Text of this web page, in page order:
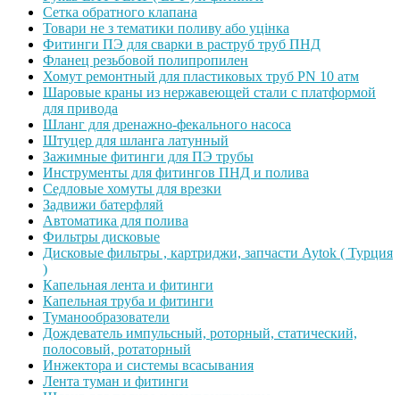
Сетка обратного клапана
Товари не з тематики поливу або уцінка
Фитинги ПЭ для сварки в раструб труб ПНД
Фланец резьбовой полипропилен
Хомут ремонтный для пластиковых труб PN 10 атм
Шаровые краны из нержавеющей стали с платформой
для привода
Шланг для дренажно-фекального насоса
Штуцер для шланга латунный
Зажимные фитинги для ПЭ трубы
Инструменты для фитингов ПНД и полива
Седловые хомуты для врезки
Задвижи батерфляй
Автоматика для полива
Фильтры дисковые
Дисковые фильтры , картриджи, запчасти Aytok ( Турция
)
Капельная лента и фитинги
Капельная труба и фитинги
Туманообразователи
Дождеватель импульсный, роторный, статический,
полосовый, ротаторный
Инжектора и системы всасывания
Лента туман и фитинги